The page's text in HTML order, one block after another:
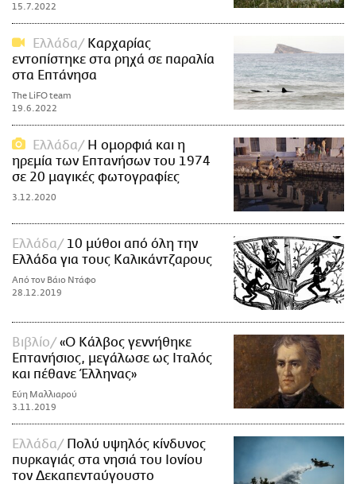
15.7.2022
Ελλάδα
Καρχαρίας
εντοπίστηκε στα ρηχά σε παραλία
στα Επτάνησα
The LiFO team
19.6.2022
Ελλάδα
Η ομορφιά και η
ηρεμία των Επτανήσων του 1974
σε 20 μαγικές φωτογραφίες
3.12.2020
Ελλάδα
10 μύθοι από όλη την
Ελλάδα για τους Καλικάντζαρους
Από τον Βάιο Ντάφο
28.12.2019
Βιβλίο
«Ο Κάλβος γεννήθηκε
Επτανήσιος, μεγάλωσε ως Ιταλός
και πέθανε Έλληνας»
Εύη Μαλλιαρού
3.11.2019
Ελλάδα
Πολύ υψηλός κίνδυνος
πυρκαγιάς στα νησιά του Ιονίου
τον Δεκαπενταύγουστο